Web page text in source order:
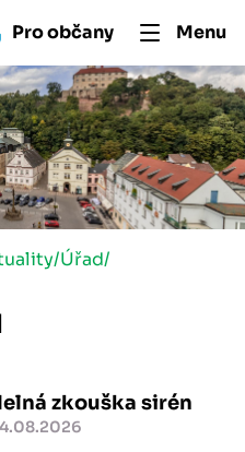
Pro občany Menu
/Úřad/
zkouška sirén